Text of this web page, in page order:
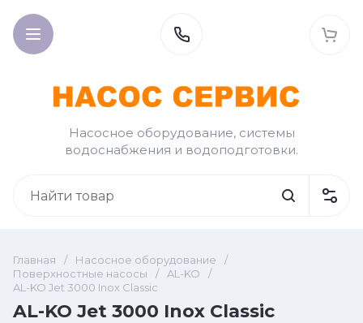
Насосное оборудование, системы
водоснабжения и водоподготовки.
Главная / Насосное оборудование
/
Поверхностные насосы
/ AL-KO
/
AL-KO Jet 3000 Inox Classic
AL-KO Jet 3000 Inox Classic